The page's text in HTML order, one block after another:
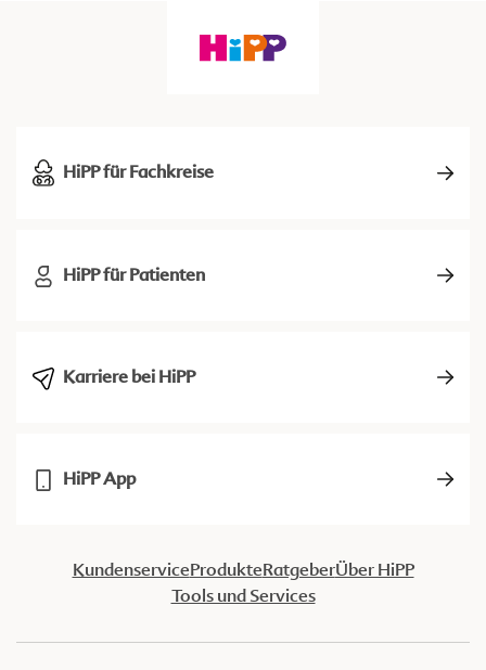
HiPP für Fachkreise
HiPP für Patienten
Karriere bei HiPP
HiPP App
KundenserviceProdukteRatgeberÜber HiPP
Tools und Services